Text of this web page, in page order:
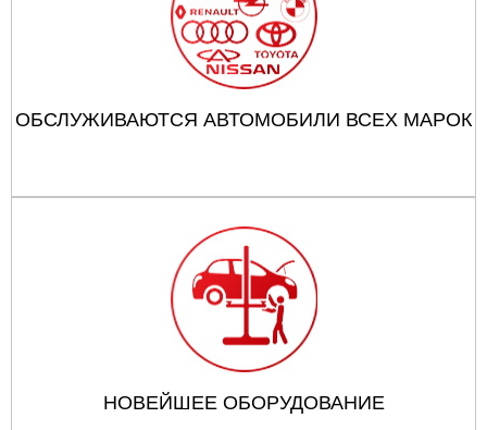
ОБСЛУЖИВАЮТСЯ АВТОМОБИЛИ ВСЕХ МАРОК
НОВЕЙШЕЕ ОБОРУДОВАНИЕ